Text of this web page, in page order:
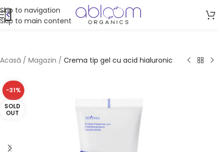
Skip to navigation
Skip to main content
Acasă / Magazin / Crema tip gel cu acid hialuronic
-31%
SOLD
OUT